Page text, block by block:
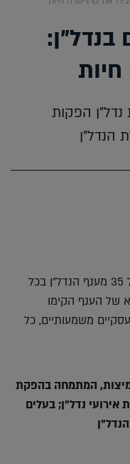
בנדל"ן:
הפקות
הנדל"ן
בכל חודש נציג צעירים מבטיחים עד גיל 35 מענף הנדל"ן בכל
של הענף הקימו
משמעותיים, כל
המתמחה בהפקת
אירועי נדל"ן; בעלים